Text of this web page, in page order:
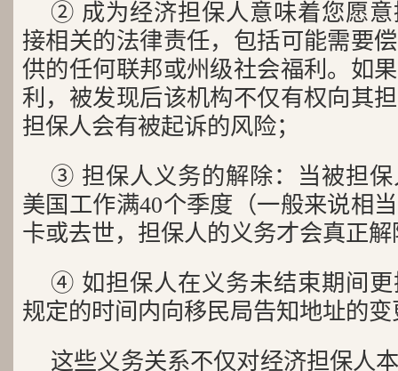
② 成为经济担保人意味着您愿
接相关的法律责任，包括可能需要
供的任何联邦或州级社会福利。如
利，被发现后该机构不仅有权向其
担保人会有被起诉的风险；
③ 担保人义务的解除：当被担
美国工作满40个季度（一般来说相
卡或去世，担保人的义务才会真正解
④ 如担保人在义务未结束期间
规定的时间内向移民局告知地址的变
这些义务关系不仅对经济担保人